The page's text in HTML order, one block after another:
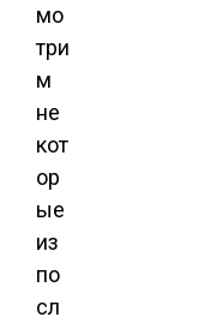
мо
три
м
не
кот
ор
ые
из
по
сл